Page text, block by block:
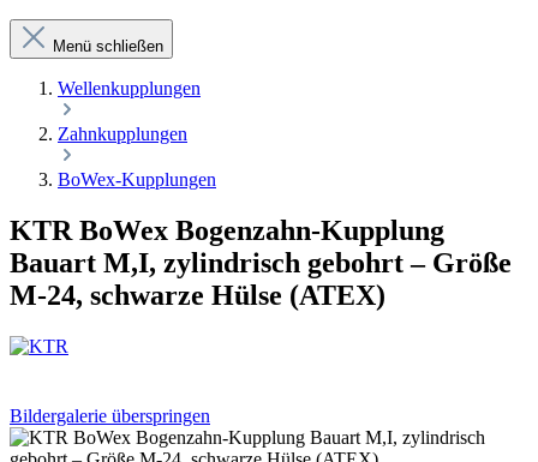
Menü schließen
Wellenkupplungen
Zahnkupplungen
BoWex-Kupplungen
KTR BoWex Bogenzahn-Kupplung
Bauart M,I, zylindrisch gebohrt – Größe
M-24, schwarze Hülse (ATEX)
Bildergalerie überspringen